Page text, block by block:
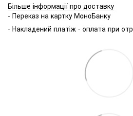
Більше інформації про доставку
- Переказ на картку МоноБанку
- Накладений платіж - оплата при